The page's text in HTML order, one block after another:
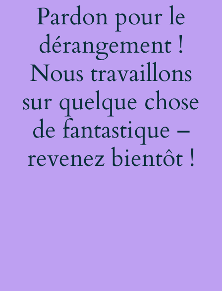
Pardon pour le
dérangement !
Nous travaillons
sur quelque chose
de fantastique –
revenez bientôt !